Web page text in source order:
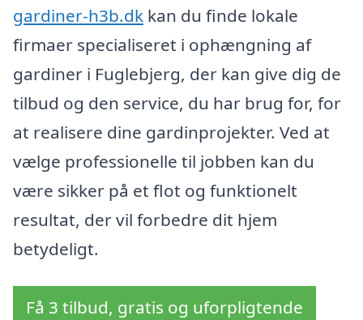
gardiner-h3b.dk kan du finde lokale
firmaer specialiseret i ophængning af
gardiner i Fuglebjerg, der kan give dig de
tilbud og den service, du har brug for, for
at realisere dine gardinprojekter. Ved at
vælge professionelle til jobben kan du
være sikker på et flot og funktionelt
resultat, der vil forbedre dit hjem
betydeligt.
Få 3 tilbud, gratis og uforpligtende